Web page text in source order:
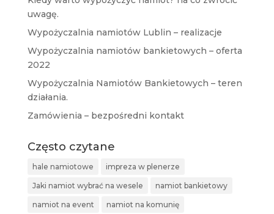
uwagę.
Wypożyczalnia namiotów Lublin – realizacje
Wypożyczalnia namiotów bankietowych – oferta
2022
Wypożyczalnia Namiotów Bankietowych – teren
działania.
Zamówienia – bezpośredni kontakt
Często czytane
hale namiotowe impreza w plenerze
Jaki namiot wybrać na wesele namiot bankietowy
namiot na event namiot na komunię